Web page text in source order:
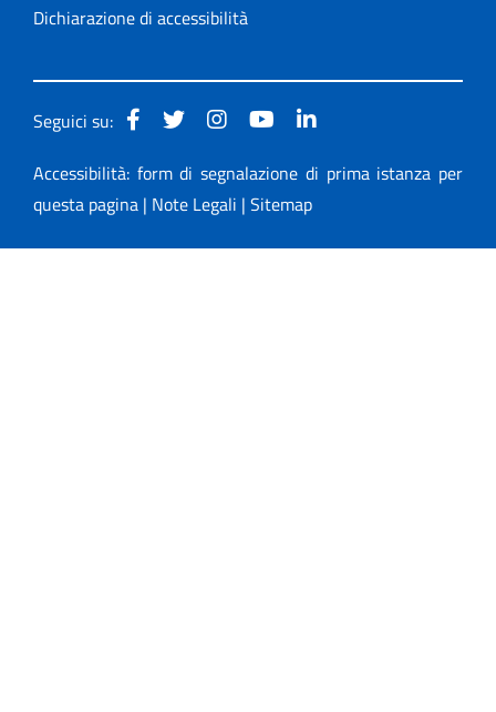
Dichiarazione di accessibilità
Seguici su:
Accessibilità: form di segnalazione di prima istanza per
questa pagina | Note Legali | Sitemap